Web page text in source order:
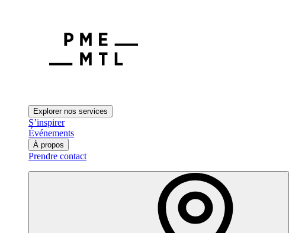
Explorer nos services
S’inspirer
Événements
À propos
Prendre contact